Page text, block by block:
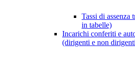
Tassi di assenza
in tabelle)
Incarichi conferiti e
(dirigenti e non